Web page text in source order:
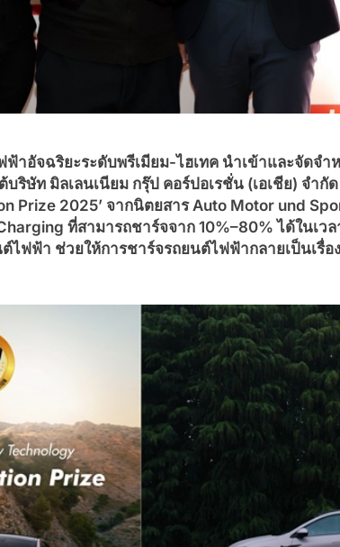
ฟ้าอัจฉริยะระดับพรีเมียม-ไฮเทค นำเข้าและจัดจำ
บริษัท มิลเลนเนียม กรุ๊ป คอร์ปอเรชั่น (เอเชีย) จำกั
Prize 2025’ จากนิตยสาร Auto Motor und
ที่สามารถชาร์จจาก 10%–80% ได้ในเว
ฟฟ้า ช่วยให้การชาร์จรถยนต์ไฟฟ้ากลายเป็นเรื่อ